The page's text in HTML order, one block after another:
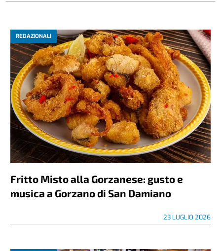
REDAZIONALI
Fritto Misto alla Gorzanese: gusto e
musica a Gorzano di San Damiano
23 LUGLIO 2026